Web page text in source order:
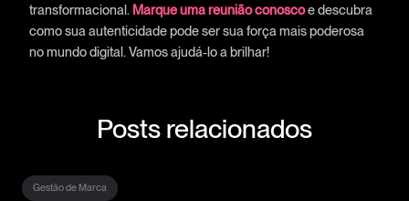
transformacional. Marque uma reunião conoscoe descubra
como sua autenticidade pode ser sua força mais poderosa
no mundo digital. Vamos ajudá-lo a brilhar!
Posts relacionados
Gestão de Marca